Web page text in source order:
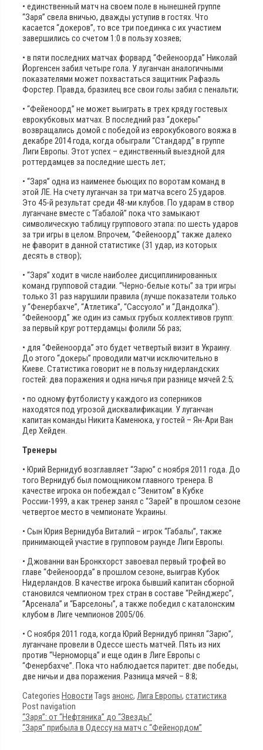
• единственный матч на своем поле в нынешней группе
“Заря” свела вничью, дважды уступив в гостях. Что
касается “докеров”, то все три поединка с их участием
завершились со счетом 1:0 в пользу хозяев;
• в пяти последних матчах форвард “Фейеноорда” Николай
Йоргенсен забил четыре гола. У луганчан аналогичными
показателями может похвастаться защитник Рафаэль
Форстер. Правда, бразилец все свои голы забил с пенальти;
• “Фейеноорд” не может выиграть в трех кряду гостевых
еврокубковых матчах. В последний раз “докеры”
возвращались домой с победой из еврокубкового вояжа в
декабре 2014 года, когда обыграли “Стандард” в группе
Лиги Европы. Этот успех – единственный выездной для
роттердамцев за последние шесть лет;
• “Заря” одна из наименее бьющих по воротам команд в
этой ЛЕ. На счету луганчан за три матча всего 25 ударов.
Это 45-й результат среди 48-ми клубов. По ударам в створ
луганчане вместе с “Габалой” пока что замыкают
символическую таблицу группового этапа: по шесть ударов
за три игры в целом. Впрочем, “Фейеноорд” также далеко
не фаворит в данной статистике (31 удар, из которых
десять в створ);
• “Заря” ходит в числе наиболее дисциплинированных
команд групповой стадии. “Черно-белые коты” за три игры
только 31 раз нарушили правила (лучше показатели только
у “Фенербахче”, “Атлетика”, “Сассуоло” и “Дандолка”).
“Фейеноорд” же один из самых грубых коллективов групп:
за первый круг роттердамцы фолили 56 раз;
• для “Фейеноорда” это будет четвертый визит в Украину.
До этого “докеры” проводили матчи исключительно в
Киеве. Статистика говорит не в пользу нидерландских
гостей: два поражения и одна ничья при разнице мячей 2:5;
• по одному футболисту у каждого из соперников
находятся под угрозой дисквалификации. У луганчан
капитан команды Никита Каменюка, у гостей – Ян-Ари Ван
Дер Хейден.
Тренеры
• Юрий Вернидуб возглавляет “Зарю” с ноября 2011 года. До
того Вернидуб был помощником главного тренера. В
качестве игрока он побеждал с “Зенитом” в Кубке
России-1999, а как тренер занял с “Зарей” в прошлом сезоне
четвертое место в чемпионате Украины.
• Сын Юрия Вернидуба Виталий – игрок “Габалы”, также
принимающей участие в групповом раунде Лиги Европы.
• Джованни ван Бронкхорст завоевал первый трофей во
главе “Фейеноорда” в прошлом сезоне, выиграв Кубок
Нидерландов. В качестве игрока бывший капитан сборной
становился чемпионом трех стран в составе “Рейнджерс”,
“Арсенала” и “Барселоны”, а также победил с каталонским
клубом в Лиге чемпионов 2005/06.
• С ноября 2011 года, когда Юрий Вернидуб принял “Зарю”,
луганчане провели в Одессе шесть матчей. Пять из них
против “Черноморца” и еще один в Лиге Европы с
“Фенербахче”. Пока что наблюдается паритет: две победы,
две ничьи и два поражения. Разница мячей – 8:8;
Categories Новости Tags анонс, Лига Европы, статистика
Post navigation
“Заря”: от “Нефтяника” до “Звезды”
“Заря” прибыла в Одессу на матч с “Фейенордом”